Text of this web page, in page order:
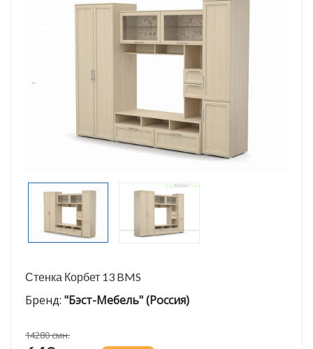
Стенка Корбет 13 BMS
Бренд: "Бэст-Мебель" (Россия)
14280 смн.